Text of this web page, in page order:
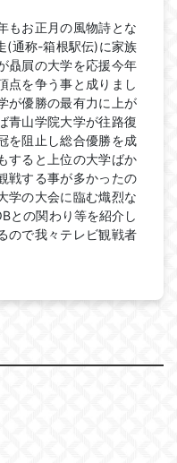
もお正月の風物詩とな
(通称-箱根駅伝)に家族
贔屓の大学を応援今年
点を争う事と成りまし
が優勝の最有力に上が
青山学院大学が往路復
を阻止し総合優勝を成
すると上位の大学ばか
戦する事が多かったの
学の大会に臨む熾烈な
との関わり等を紹介し
ので我々テレビ観戦者